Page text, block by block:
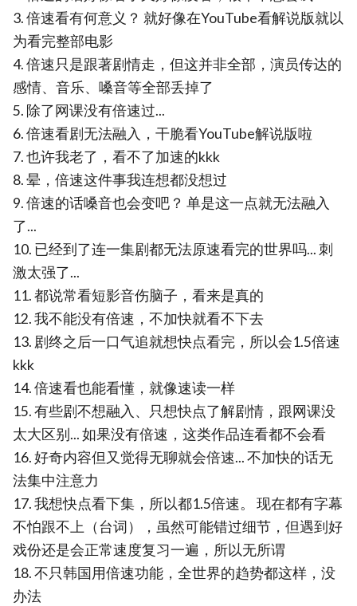
3. 倍速看有何意义？ 就好像在YouTube看解说版就以
为看完整部电影
4. 倍速只是跟著剧情走，但这并非全部，演员传达的
感情、音乐、嗓音等全部丢掉了
5. 除了网课没有倍速过...
6. 倍速看剧无法融入，干脆看YouTube解说版啦
7. 也许我老了，看不了加速的kkk
8. 晕，倍速这件事我连想都没想过
9. 倍速的话嗓音也会变吧？ 单是这一点就无法融入
了...
10. 已经到了连一集剧都无法原速看完的世界吗... 刺
激太强了...
11. 都说常看短影音伤脑子，看来是真的
12. 我不能没有倍速，不加快就看不下去
13. 剧终之后一口气追就想快点看完，所以会1.5倍速
kkk
14. 倍速看也能看懂，就像速读一样
15. 有些剧不想融入、只想快点了解剧情，跟网课没
太大区别... 如果没有倍速，这类作品连看都不会看
16. 好奇内容但又觉得无聊就会倍速... 不加快的话无
法集中注意力
17. 我想快点看下集，所以都1.5倍速。 现在都有字幕
不怕跟不上（台词），虽然可能错过细节，但遇到好
戏份还是会正常速度复习一遍，所以无所谓
18. 不只韩国用倍速功能，全世界的趋势都这样，没
办法